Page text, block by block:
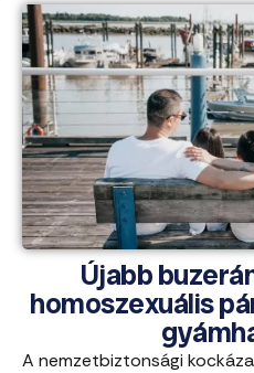
Újabb
homoszexuális
A nemzetbiztonsági